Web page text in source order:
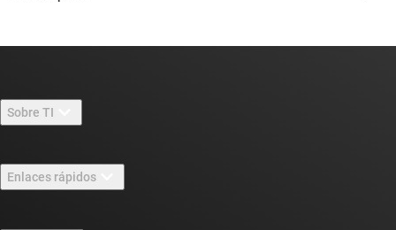
Sobre TI
Carreras laborales
Enlaces rápidos